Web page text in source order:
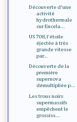
Découverte d'une
activité
hydrothermale
sur Encela...
US 708, l'étoile
éjectée à très
grande vitesse
par...
Découverte de la
première
supernova
démultipliée p...
Les trous noirs
supermassifs
empêchent le
grossiss...